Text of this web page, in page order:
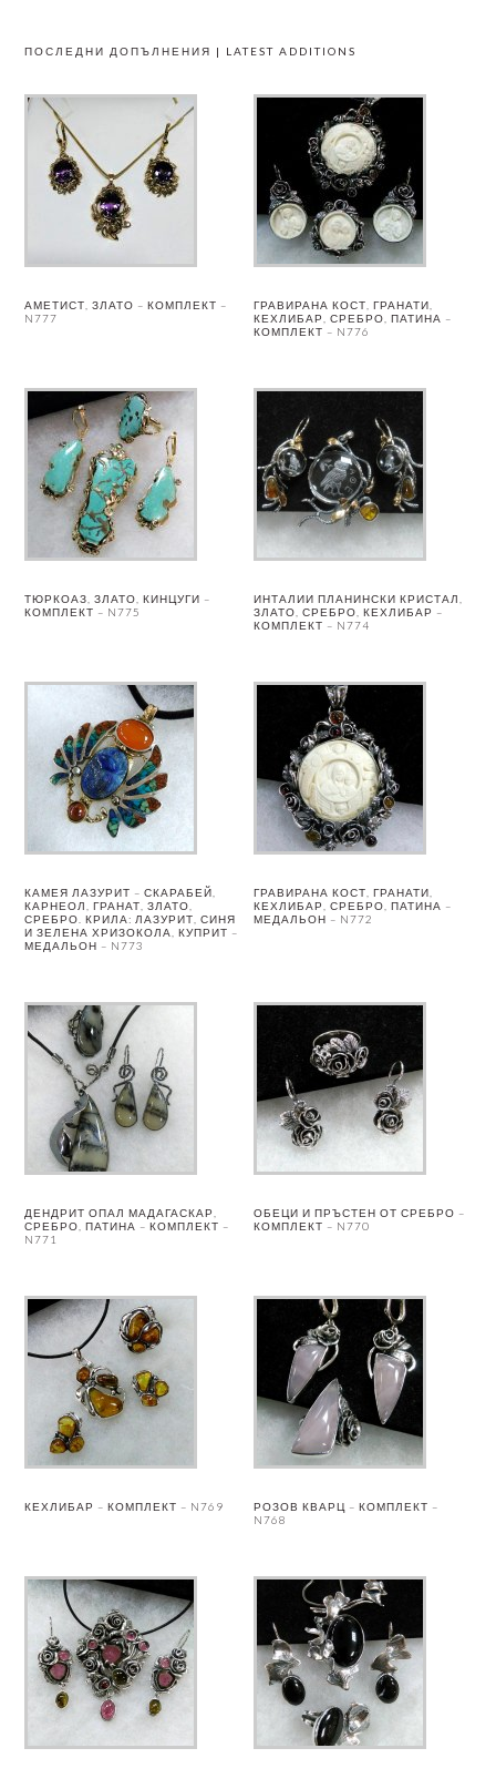
ПОСЛЕДНИ ДОПЪЛНЕНИЯ | LATEST ADDITIONS
АМЕТИСТ, ЗЛАТО – КОМПЛЕКТ –
N777
ГРАВИРАНА КОСТ, ГРАНАТИ,
КЕХЛИБАР, СРЕБРО, ПАТИНА –
КОМПЛЕКТ – N776
ТЮРКОАЗ, ЗЛАТО, КИНЦУГИ –
КОМПЛЕКТ – N775
ИНТАЛИИ ПЛАНИНСКИ КРИСТАЛ,
ЗЛАТО, СРЕБРО, КЕХЛИБАР –
КОМПЛЕКТ – N774
КАМЕЯ ЛАЗУРИТ – СКАРАБЕЙ,
КАРНЕОЛ, ГРАНАТ, ЗЛАТО,
СРЕБРО. КРИЛА: ЛАЗУРИТ, СИНЯ
И ЗЕЛЕНА ХРИЗОКОЛА, КУПРИТ –
МЕДАЛЬОН – N773
ГРАВИРАНА КОСТ, ГРАНАТИ,
КЕХЛИБАР, СРЕБРО, ПАТИНА –
МЕДАЛЬОН – N772
ДЕНДРИТ ОПАЛ МАДАГАСКАР,
СРЕБРО, ПАТИНА – КОМПЛЕКТ –
N771
ОБЕЦИ И ПРЪСТЕН ОТ СРЕБРО –
КОМПЛЕКТ – N770
КЕХЛИБАР – КОМПЛЕКТ – N769
РОЗОВ КВАРЦ – КОМПЛЕКТ –
N768